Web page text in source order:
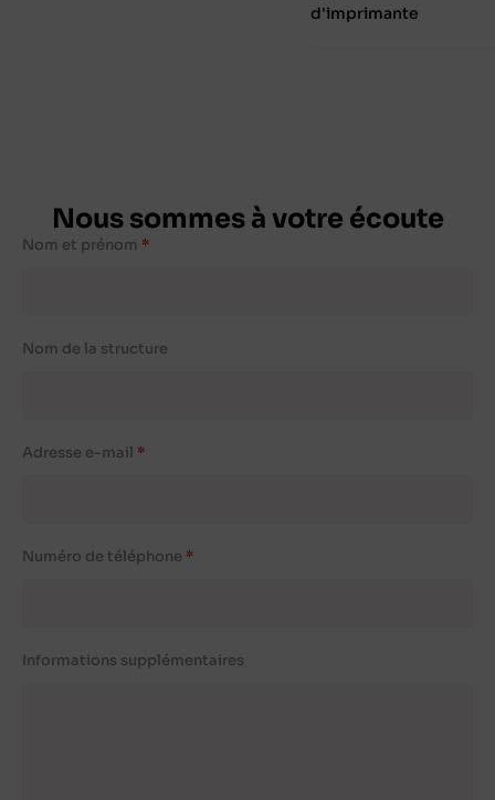
d'imprimante
Nous sommes à votre écoute
Nom et prénom
Nom de la structure
Adresse e-mail
Numéro de téléphone
Informations supplémentaires